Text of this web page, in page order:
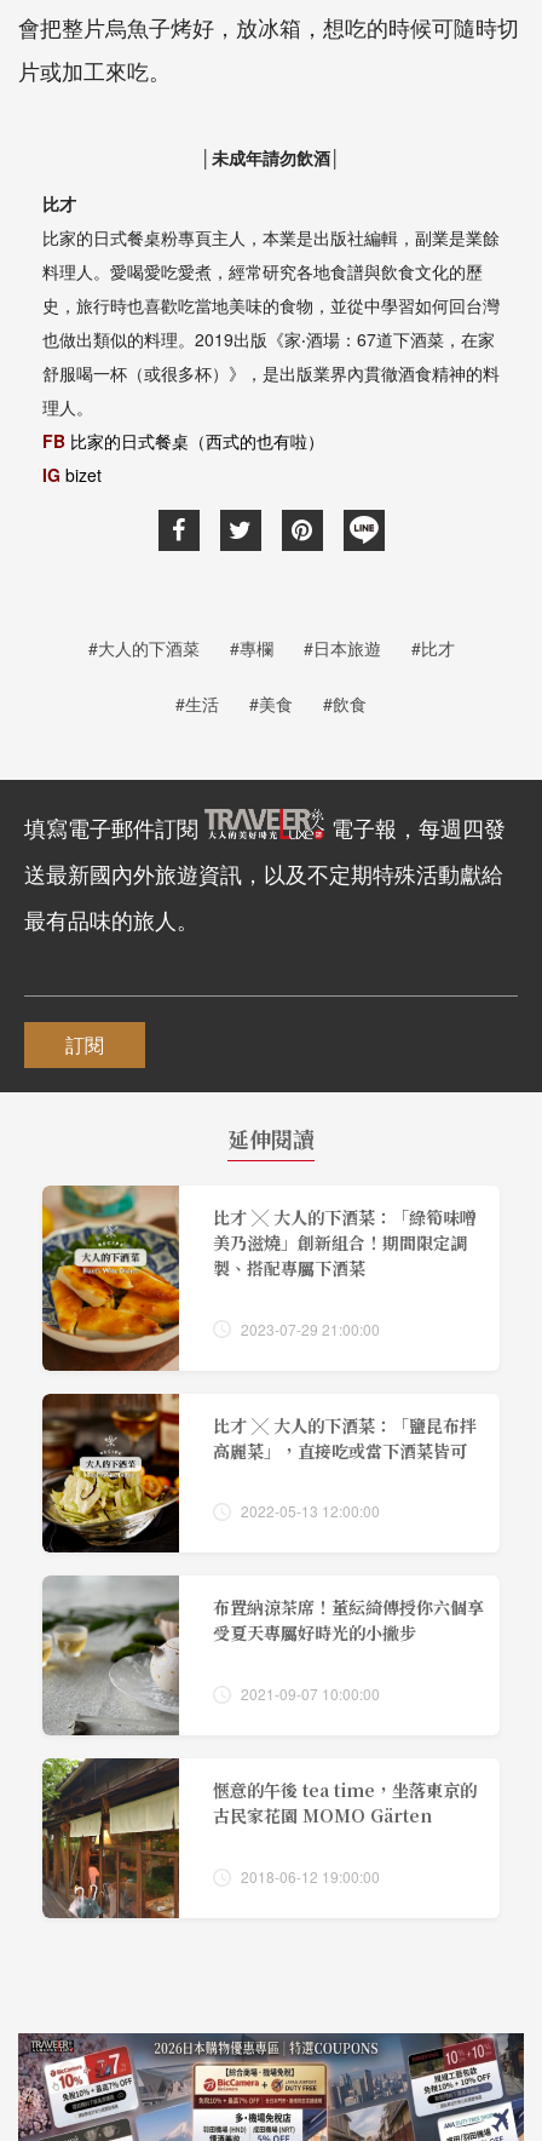
會把整片烏魚子烤好，放冰箱，想吃的時候可隨時切
片或加工來吃。
│未成年請勿飲酒│
比才
比家的日式餐桌粉專頁主人，本業是出版社編輯，副業是業餘
料理人。愛喝愛吃愛煮，經常研究各地食譜與飲食文化的歷
史，旅行時也喜歡吃當地美味的食物，並從中學習如何回台灣
也做出類似的料理。2019出版《家‧酒場：67道下酒菜，在家
舒服喝一杯（或很多杯）》，是出版業界內貫徹酒食精神的料
理人。
FB 比家的日式餐桌（西式的也有啦）
IG bizet
#大人的下酒菜 #專欄 #日本旅遊 #比才
#生活 #美食 #飲食
填寫電子郵件訂閱
電子報，每週四發
送最新國內外旅遊資訊，以及不定期特殊活動獻給
最有品味的旅人。
訂閱
延伸閱讀
比才 ╳ 大人的下酒菜：「綠筍味噌
美乃滋燒」創新組合！期間限定調
製、搭配專屬下酒菜
2023-07-29 21:00:00
比才 ╳ 大人的下酒菜：「鹽昆布拌
高麗菜」，直接吃或當下酒菜皆可
2022-05-13 12:00:00
布置納涼茶席！董紜綺傳授你六個享
受夏天專屬好時光的小撇步
2021-09-07 10:00:00
愜意的午後 tea time，坐落東京的
古民家花園 MOMO Gärten
2018-06-12 19:00:00